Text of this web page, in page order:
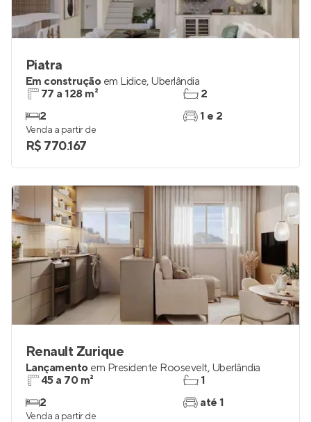
Piatra
Em construção em Lidice, Uberlândia
77 a 128 m²
2
2
1 e 2
Venda a partir de
R$ 770.167
Renault Zurique
Lançamento em Presidente Roosevelt, Uberlândia
45 a 70 m²
2
1
até 1
Venda a partir de